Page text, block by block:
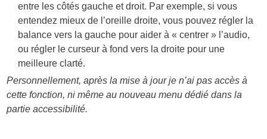
entre les côtés gauche et droit. Par exemple, si vous
entendez mieux de l’oreille droite, vous pouvez régler la
balance vers la gauche pour aider à « centrer » l’audio,
ou régler le curseur à fond vers la droite pour une
meilleure clarté.
Personnellement, après la mise à jour je n’ai pas accès à
cette fonction, ni même au nouveau menu dédié dans la
partie accessibilité.